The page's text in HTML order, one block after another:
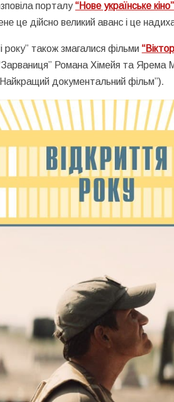
порталу“Нове українське кіно”
це дійсно великий аванс і це
року” також змагалися фільми
Романа Хімейя та Ярема
документальний фільм”).